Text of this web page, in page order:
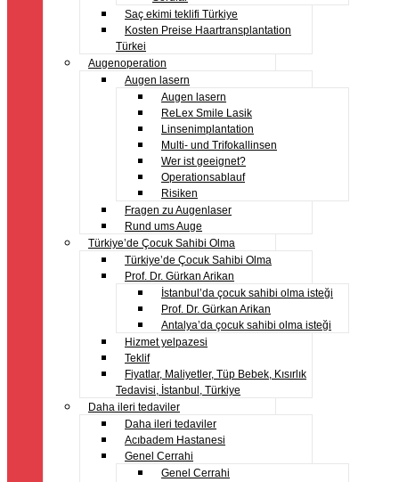
Saç ekimi teklifi Türkiye
Kosten Preise Haartransplantation
Türkei
Augenoperation
Augen lasern
Augen lasern
ReLex Smile Lasik
Linsenimplantation
Multi- und Trifokallinsen
Wer ist geeignet?
Operationsablauf
Risiken
Fragen zu Augenlaser
Rund ums Auge
Türkiye’de Çocuk Sahibi Olma
Türkiye’de Çocuk Sahibi Olma
Prof. Dr. Gürkan Arikan
İstanbul’da çocuk sahibi olma isteği
Prof. Dr. Gürkan Arikan
Antalya’da çocuk sahibi olma isteği
Hizmet yelpazesi
Teklif
Fiyatlar, Maliyetler, Tüp Bebek, Kısırlık
Tedavisi, İstanbul, Türkiye
Daha ileri tedaviler
Daha ileri tedaviler
Acıbadem Hastanesi
Genel Cerrahi
Genel Cerrahi